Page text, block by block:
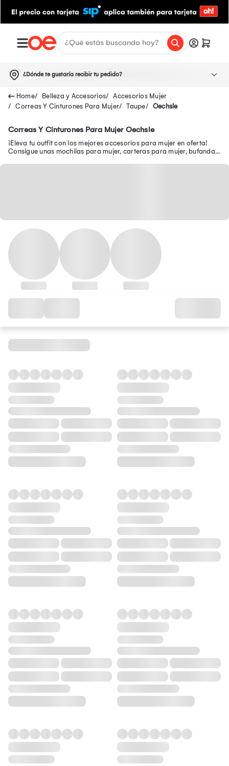
¿Dónde te gustaría recibir tu pedido?
Belleza y Accesorios
Accesorios Mujer
Correas Y Cinturones Para Mujer
Taupe Oechsle
Correas Y Cinturones Para Mujer Oechsle
¡Eleva tu outfit con los mejores accesorios para mujer en oferta!
Consigue unas mochilas para mujer, carteras para mujer, bufandas